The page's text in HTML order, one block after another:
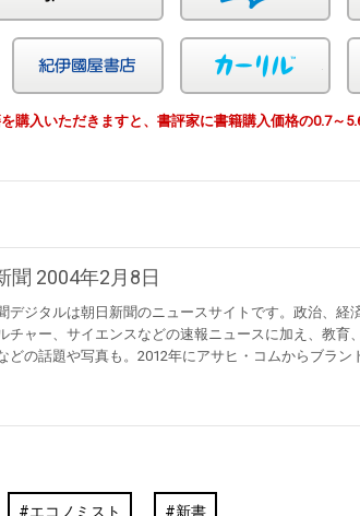
ショッピング 紀伊国屋 カ
購入いただきますと、書評家に書籍購入価格の0.7～
聞 2004年2月8日
デジタルは朝日新聞のニュースサイトです。政治、経
チャー、サイエンスなどの速報ニュースに加え、教育
どの話題や写真も。2012年にアサヒ・コムからブラン
エコノミスト 新書